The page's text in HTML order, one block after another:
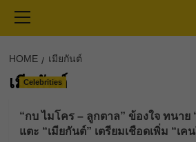
Menu
HOME เมียกันต์
เมียกันต์
Celebrities
“กบ ไมโคร – ลูกตาล” ข้องใจ ทนาย
แตะ “เมียกันต์” เตรียมเชือดเพิ่ม “เค